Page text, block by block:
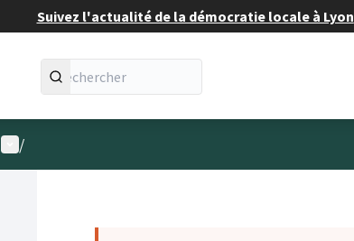
Suivez l'actualité de la démocratie locale à Lyon
Menu utilisateur
/